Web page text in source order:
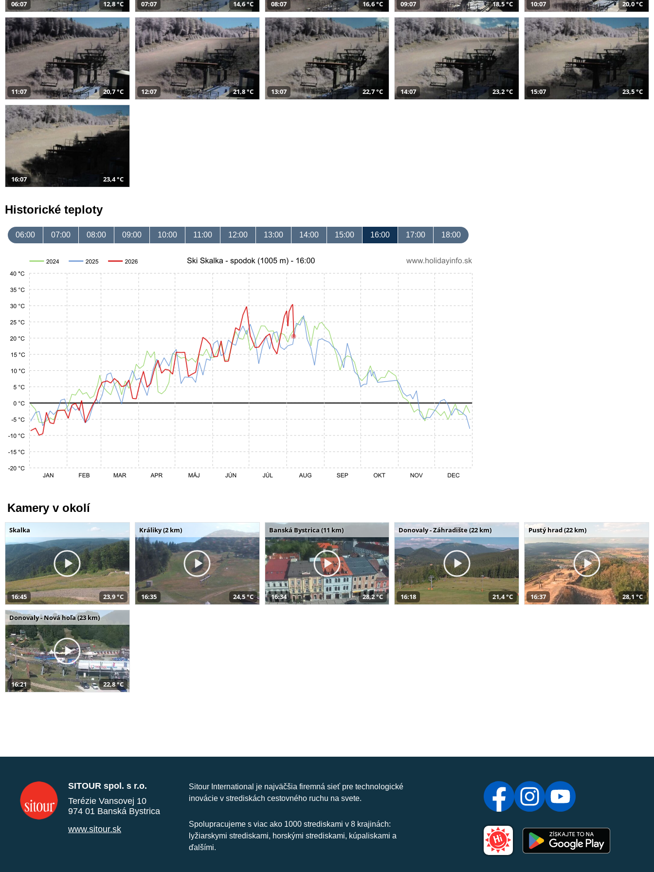
06:07 12,8 °C 07:07 14,6 °C 08:07 16,6 °C 09:07 18,5 °C 10:07 20,0 °C
11:07 20,7 °C 12:07 21,8 °C 13:07 22,7 °C 14:07 23,2 °C 15:07 23,5 °C
16:07 23,4 °C
Historické teploty
06:00 07:00 08:00 09:00 10:00 11:00 12:00 13:00 14:00 15:00 16:00 17:00 18:00
Kamery v okolí
Skalka
16:45 23,9 °C
Králiky (2 km)
16:35 24,5 °C
Banská Bystrica (11 km)
16:34 28,2 °C
Donovaly - Záhradište (22 km)
16:18 21,4 °C
Pustý hrad (22 km)
16:37 28,1 °C
Donovaly - Nová hoľa (23 km)
16:21 22,8 °C
SITOUR spol. s r.o.
Terézie Vansovej 10
974 01 Banská Bystrica
www.sitour.sk
Sitour International je najväčšia firemná sieť pre technologické
inovácie v strediskách cestovného ruchu na svete.
Spolupracujeme s viac ako 1000 strediskami v 8 krajinách:
lyžiarskymi strediskami, horskými strediskami, kúpaliskami a
ďalšími.